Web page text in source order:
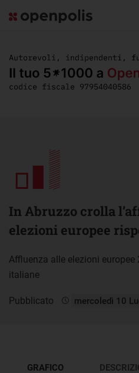
In Abruzzo crolla
elezioni europee
Affluenza alle elezioni
italiane
Pubblicato mercoledì 10
GRAFICO